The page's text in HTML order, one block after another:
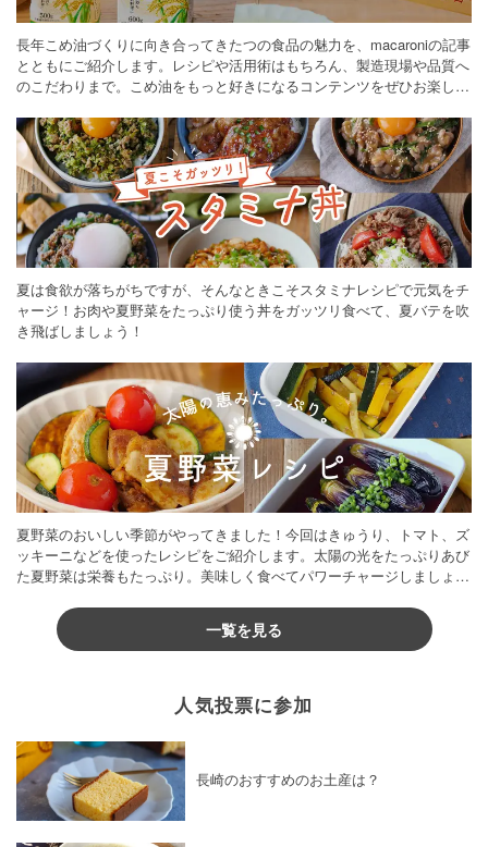
長年こめ油づくりに向き合ってきたつの食品の魅力を、macaroniの記事
とともにご紹介します。レシピや活用術はもちろん、製造現場や品質へ
のこだわりまで。こめ油をもっと好きになるコンテンツをぜひお楽しみ
夏は食欲が落ちがちですが、そんなときこそスタミナレシピで元気をチ
ャージ！お肉や夏野菜をたっぷり使う丼をガッツリ食べて、夏バテを吹
き飛ばしましょう！
夏野菜のおいしい季節がやってきました！今回はきゅうり、トマト、ズ
ッキーニなどを使ったレシピをご紹介します。太陽の光をたっぷりあび
た夏野菜は栄養もたっぷり。美味しく食べてパワーチャージしましょう
一覧を見る
人気投票に参加
長崎のおすすめのお土産は？